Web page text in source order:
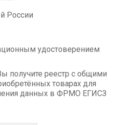
России
удостоверением
получите реестр с общими
товарах для
данных в ФРМО ЕГИСЗ